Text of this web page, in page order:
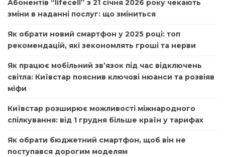
Абонентів “lifecell” з 21 січня 2026 року чекають
зміни в наданні послуг: що зміниться
Як обрати новий смартфон у 2025 році: топ
рекомендацій, які зекономлять гроші та нерви
Як працює мобільний зв’язок під час відключень
світла: Київстар пояснив ключові нюанси та розвіяв
міфи
Київстар розширює можливості міжнародного
спілкування: від 1 грудня більше країн у тарифах
Як обрати бюджетний смартфон, щоб він не
поступався дорогим моделям